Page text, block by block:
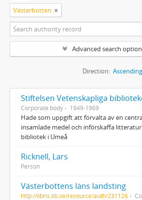
Västerbotten
Advanced search
Direction: Ascending
Stiftelsen Vetenskapliga
Corporate body 1949-1969
Hade som uppgift att förvalta av en
insamlade medel och införskaffa
bibliotek i Umeå
Ricknell, Lars
Person
Västerbottens läns landsting
http://libris.kb.se/resource/auth/231126